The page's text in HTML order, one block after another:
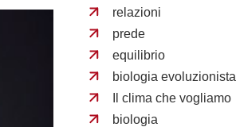
relazioni
prede
equilibrio
biologia evoluzionista
Il clima che vogliamo
biologia